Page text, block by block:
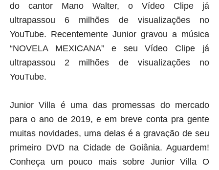
do cantor Mano Walter, o Vídeo Clipe já
ultrapassou 6 milhões de visualizações no
YouTube. Recentemente Junior gravou a música
“NOVELA MEXICANA” e seu Vídeo Clipe já
ultrapassou 2 milhões de visualizações no
YouTube.
Junior Villa é uma das promessas do mercado
para o ano de 2019, e em breve conta pra gente
muitas novidades, uma delas é a gravação de seu
primeiro DVD na Cidade de Goiânia. Aguardem!
Conheça um pouco mais sobre Junior Villa O